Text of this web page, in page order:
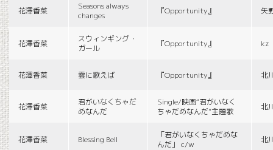
花澤香菜
Seasons always
changes
『Opportunity』 矢
花澤香菜
スウィンギング・
ガール
『Opportunity』 kz
花澤香菜 雲に歌えば 『Opportunity』 北
花澤香菜
君がいなくちゃだ
めなんだ
Single/映画“君がいなく
ちゃだめなんだ”主題歌
北
花澤香菜 Blessing Bell
「君がいなくちゃだめな
んだ」 c/w
北